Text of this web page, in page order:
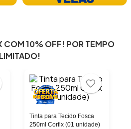
COM 10% OFF! POR TEMPO
LIMITADO!
Tinta para Tecido Fosca
250ml Corfix (01 unidade)